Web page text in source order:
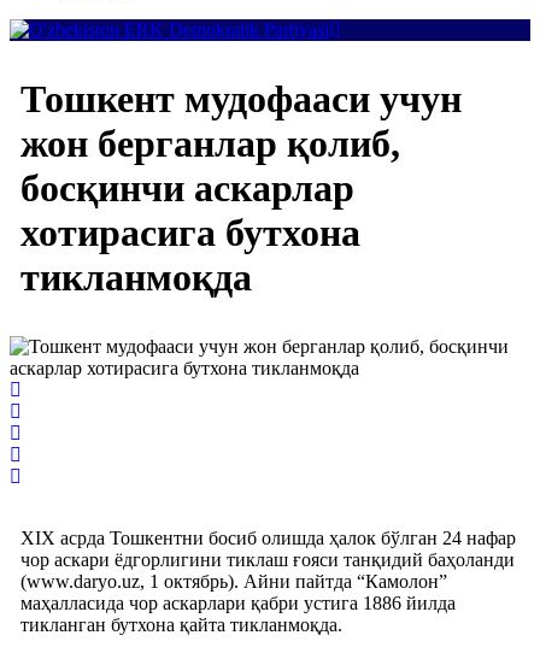
Тошкент мудофааси учун
жон берганлар қолиб,
босқинчи аскарлар
хотирасига бутхона
тикланмоқда
XIX асрда Тошкентни босиб олишда ҳалок бўлган 24 нафар
чор аскари ёдгорлигини тиклаш ғояси танқидий баҳоланди
(www.daryo.uz, 1 октябрь). Айни пайтда “Камолон”
маҳалласида чор аскарлари қабри устига 1886 йилда
тикланган бутхона қайта тикланмоқда.